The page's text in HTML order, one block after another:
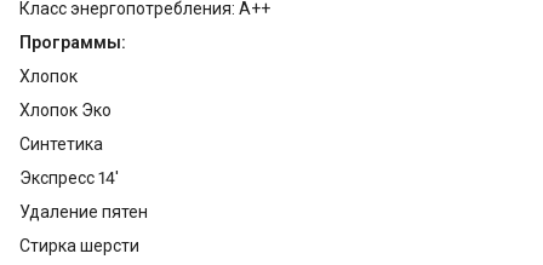
Класс энергопотребления: A++
Программы:
Хлопок
Хлопок Эко
Синтетика
Экспресс 14'
Удаление пятен
Стирка шерсти